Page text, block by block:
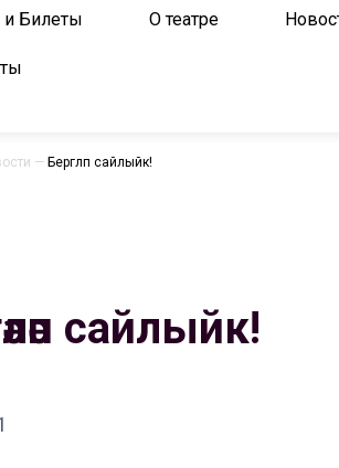
Билеты О театре
— Бергәләп сайлыйк!
сайлыйк!